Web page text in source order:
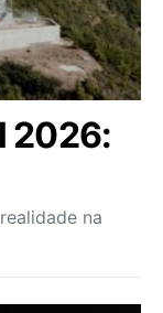
2026:
na